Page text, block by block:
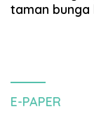
taman bunga
E-PAPER